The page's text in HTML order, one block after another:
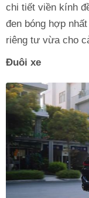
chi tiết viền kính
đen bóng hợp
riêng tư vừa cho
Đuôi xe